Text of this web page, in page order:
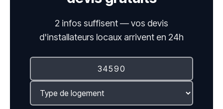
2 infos suffisent — vos devis
d'installateurs locaux arrivent en 24h